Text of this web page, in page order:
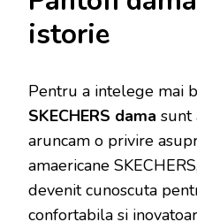
istorie
Pentru a intelege mai
SKECHERS dama sunt
aruncam o privire
amaericane
devenit cunoscuta
confortabila si